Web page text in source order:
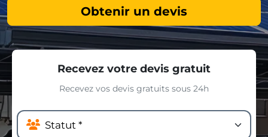
Obtenir un devis
Recevez votre devis gratuit
Recevez vos devis gratuits sous 24h